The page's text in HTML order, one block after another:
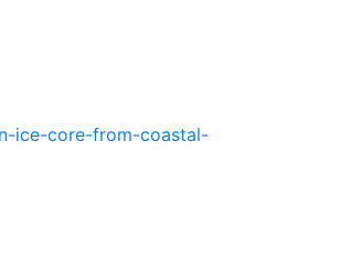
ice-core-from-coastal-